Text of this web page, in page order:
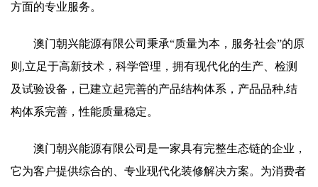
方面的专业服务。
澳门朝兴能源有限公司秉承“质量为本，服务社会”的原
则,立足于高新技术，科学管理，拥有现代化的生产、检测
及试验设备，已建立起完善的产品结构体系，产品品种,结
构体系完善，性能质量稳定。
澳门朝兴能源有限公司是一家具有完整生态链的企业，
它为客户提供综合的、专业现代化装修解决方案。为消费者